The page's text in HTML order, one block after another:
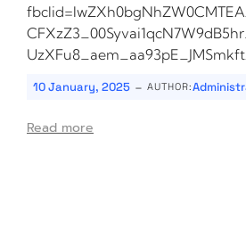
10 January, 2025 - AUTHOR:
Read more